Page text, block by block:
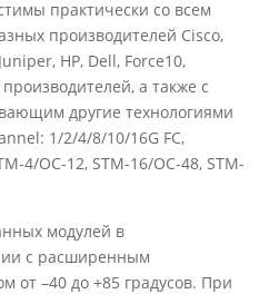
практически со всем
производителей Cisco,
HP, Dell, Force10,
а также с
другие технологиями
1/2/4/8/10/16G FC,
4/OC-12, STM-16/OC-48, STM-
модулей в
с расширенным
от –40 до +85 градусов. При